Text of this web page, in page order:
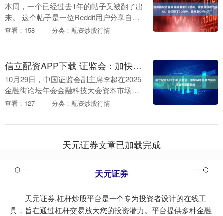
本周，一个已经过去1年的帖子又被翻了出
来。 这个帖子是一位Reddit用户分享自己
的「开挂」战绩：编写一个AI脚本，挂机
收....
查看：158 分类：配资炒股行情
信立配资APP下载 证监会：加快AI与资本市场各项业务深度融合
10月29日，中国证监会副主席李超在2025
金融街论坛年会金融科技大会资本市场金
融科技论坛上表示，近年来，中国证监会
持防风险....
查看：127 分类：配资炒股行情
天元证券文章已加载完成
天元证券
天元证券,杠杆炒股平台是一个专为投资者设计的在线工
具，旨在通过杠杆交易放大您的投资潜力。平台提供多种金融